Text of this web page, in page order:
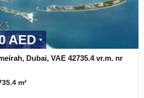
AED
Dubai, VAE 42735.4 vr.m. nr
m²